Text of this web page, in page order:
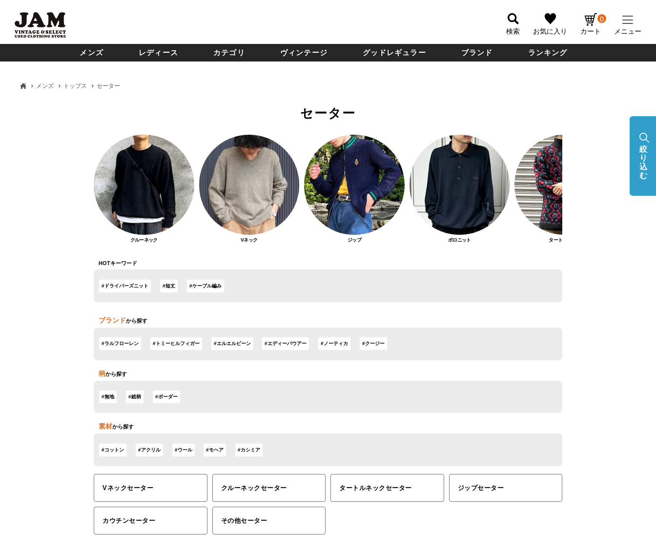
検索 お気に入り カート
0
メニュー
メンズ レディース カテゴリ ヴィンテージ グッドレギュラー ブランド ランキング
メンズ トップス セーター
セーター
クルーネック Vネック ジップ ポロニット タートルネック
HOTキーワード
#ドライバーズニット #短丈 #ケーブル編み
ブランドから探す
#ラルフローレン #トミーヒルフィガー #エルエルビーン #エディーバウアー #ノーティカ #クージー
柄から探す
#無地 #総柄 #ボーダー
素材から探す
#コットン #アクリル #ウール #モヘア #カシミア
Vネックセーター クルーネックセーター タートルネックセーター ジップセーター
カウチンセーター その他セーター
絞
り
込
む